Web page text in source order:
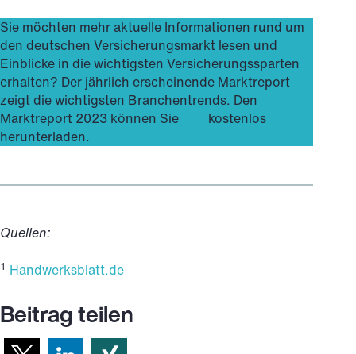
Sie möchten mehr aktuelle Informationen rund um
den deutschen Versicherungsmarkt lesen und
Einblicke in die wichtigsten Versicherungssparten
erhalten? Der jährlich erscheinende Marktreport
zeigt die wichtigsten Branchentrends. Den
Marktreport 2023 können Sie
kostenlos
herunterladen.
Quellen:
1 Handwerksblatt.de
Beitrag teilen